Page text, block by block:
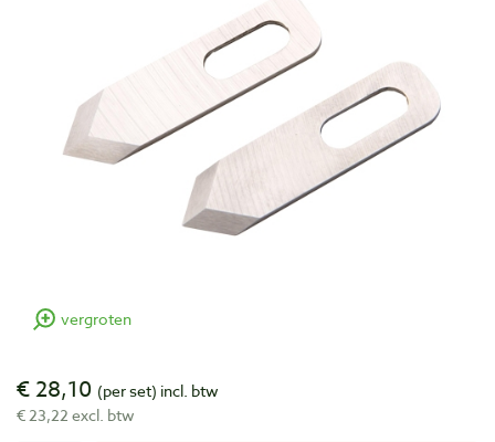
vergroten
€ 28,10 (per set) incl. btw
€ 23,22 excl. btw